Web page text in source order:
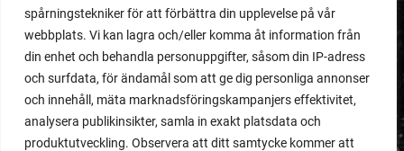
spårningstekniker för att förbättra din upplevelse på vår
webbplats. Vi kan lagra och/eller komma åt information från
din enhet och behandla personuppgifter, såsom din IP-adress
och surfdata, för ändamål som att ge dig personliga annonser
och innehåll, mäta marknadsföringskampanjers effektivitet,
analysera publikinsikter, samla in exakt platsdata och
produktutveckling. Observera att ditt samtycke kommer att
MEDLEMSINNEHÅLL
Dåligt gödslad jord
LÄS MER